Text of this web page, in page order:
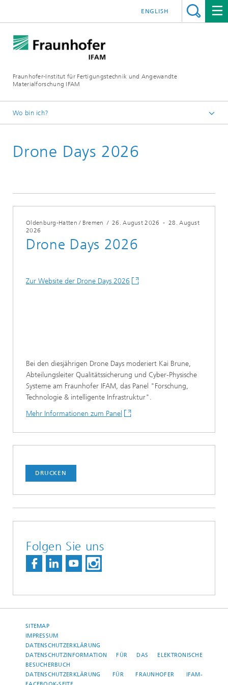
Fraunhofer-Institut für Fertigungstechnik und Angewandte
Materialforschung IFAM
ENGLISH
Wo bin ich?
Messen und Veranstaltungen
Drone Days 2026
Oldenburg-Hatten / Bremen /26. August 2026 -28. August
2026
Drone Days 2026
Zur Website der Drone Days 2026
Bei den diesjährigen Drone Days moderiert Kai Brune,
Abteilungsleiter Qualitätssicherung und Cyber-Physische
Systeme am Fraunhofer IFAM, das Panel "Forschung,
Technologie & intelligente Infrastruktur".
Mehr Informationen zum Panel
DRUCKEN
Folgen Sie uns
SITEMAP
IMPRESSUM
DATENSCHUTZERKLÄRUNG
DATENSCHUTZINFORMATION FÜR DAS ELEKTRONISCHE
BESUCHERBUCH
DATENSCHUTZERKLÄRUNG FÜR FRAUNHOFER IFAM-